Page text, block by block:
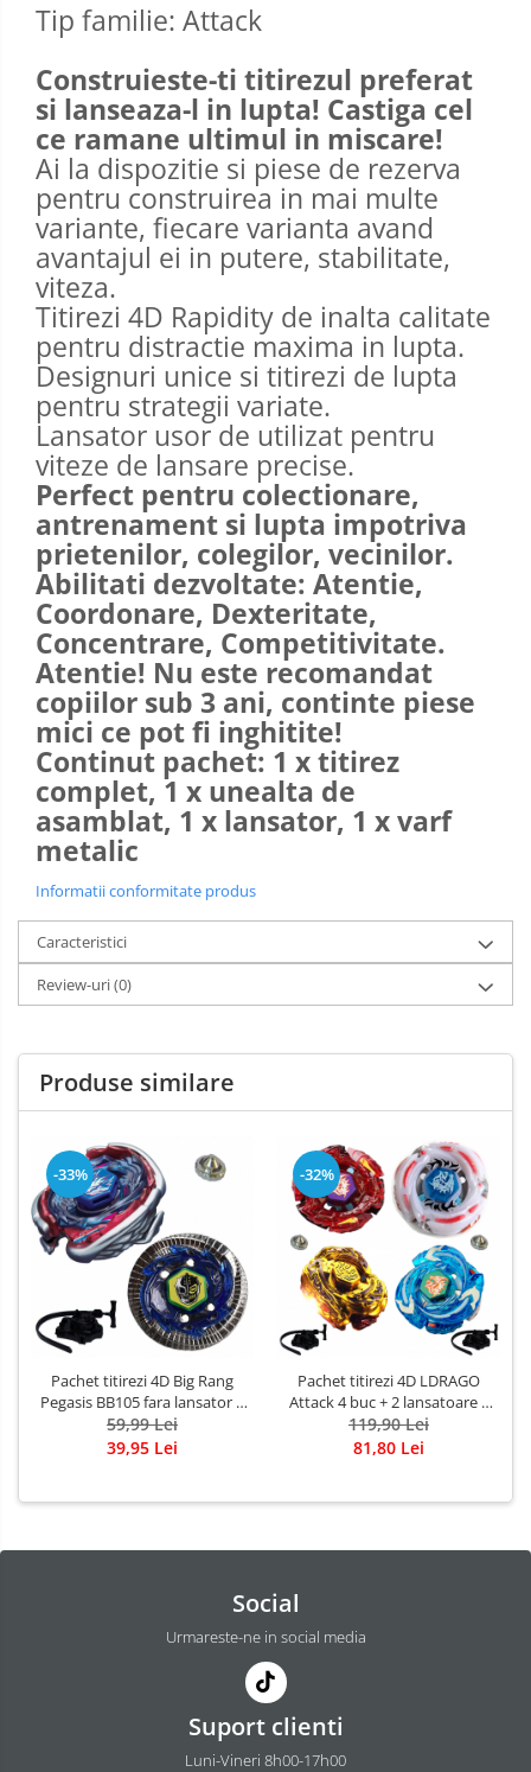
Tip familie: Attack
Construieste-ti titirezul preferat
si lanseaza-l in lupta! Castiga cel
ce ramane ultimul in miscare!
Ai la dispozitie si piese de rezerva
pentru construirea in mai multe
variante, fiecare varianta avand
avantajul ei in putere, stabilitate,
viteza.
Titirezi 4D Rapidity de inalta calitate
pentru distractie maxima in lupta.
Designuri unice si titirezi de lupta
pentru strategii variate.
Lansator usor de utilizat pentru
viteze de lansare precise.
Perfect pentru colectionare,
antrenament si lupta impotriva
prietenilor, colegilor, vecinilor.
Abilitati dezvoltate: Atentie,
Coordonare, Dexteritate,
Concentrare, Competitivitate.
Atentie! Nu este recomandat
copiilor sub 3 ani, continte piese
mici ce pot fi inghitite!
Continut pachet: 1 x titirez
complet, 1 x unealta de
asamblat, 1 x lansator, 1 x varf
metalic
Informatii conformitate produs
Caracteristici
Review-uri(0)
Produse similare
-33%
Pachet titirezi 4D Big Rang
Pegasis BB105 fara lansator +
DuoUranus 230WD BB121C cu
lansator si varf metalic
59,99 Lei
39,95 Lei
-32%
Pachet titirezi 4D LDRAGO
Attack 4 buc + 2 lansatoare +
2 varfuri metalice: BB88
Meteo, BB98 Assaul.T, BB98R
119,90 Lei
81,80 Lei
Social
Urmareste-ne in social media
Suport clienti
Luni-Vineri 8h00-17h00